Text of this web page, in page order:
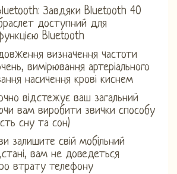
Завдяки Bluetooth 40
доступний для
Bluetooth
визначення частоти
вимірювання артеріального
насичення крові киснем
відстежує ваш загальний
вам виробити звички способу
сну та сон)
залишите свій мобільний
вам не доведеться
втрату телефону